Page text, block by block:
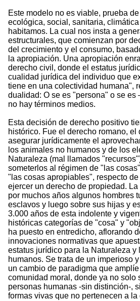
Este modelo no es viable, prueba
ecológica, social, sanitaria,
habitamos. La cual nos insta a
estructurales, que comienzan por
del crecimiento y el consumo,
la apropiación. Una apropiación
derecho civil, donde el estatus
cualidad jurídica del individuo que
tiene en una colectividad humana",
dualidad: O se es "persona" o se es
no hay términos medios.
Esta decisión de derecho positivo
histórico. Fue el derecho romano, el
asegurar jurídicamente el
los animales no humanos y de los
Naturaleza (mal llamados
someterlos al régimen de "las
"las cosas apropiables", respecto
ejercer un derecho de propiedad.
por muchos años algunos hombres
esclavos y luego sobre sus hijas y
3.000 años de esta indolente y
históricas categorías de "cosa" y
ha puesto en entredicho, aflorando
innovaciones normativas que
estatus jurídico para la Naturaleza y
humanos. Se trata de un imperioso
un cambio de paradigma que
comunidad moral, donde ya no solo
personas humanas -sin distinción-,
formas vivas que no pertenecen a